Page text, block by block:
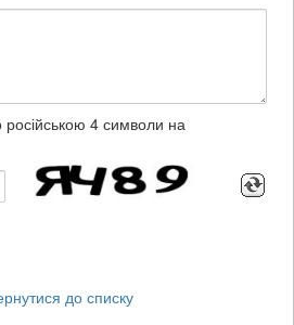
російською 4 символи на
до списку